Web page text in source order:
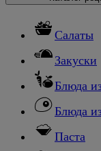
Салаты
Закуски
Блюда
Блюда
Паста